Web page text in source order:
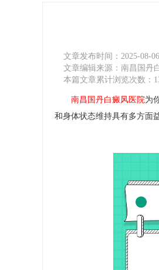
文章发布时间：2025-08-
文章编辑来源：南昌国丹
本篇文章累计浏览次数：
南昌国丹白癜风医院为
和身体状态维持具有多方面